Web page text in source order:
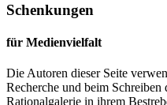
Schenkungen
für Medienvielfalt
Die Autoren dieser Seite
Recherche und beim
Rationalgalerie in ihrem